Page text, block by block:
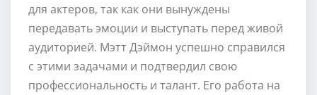
для актеров, так как они вынуждены
передавать эмоции и выступать перед живой
аудиторией. Мэтт Дэймон успешно справился
с этими задачами и подтвердил свою
профессиональность и талант. Его работа на